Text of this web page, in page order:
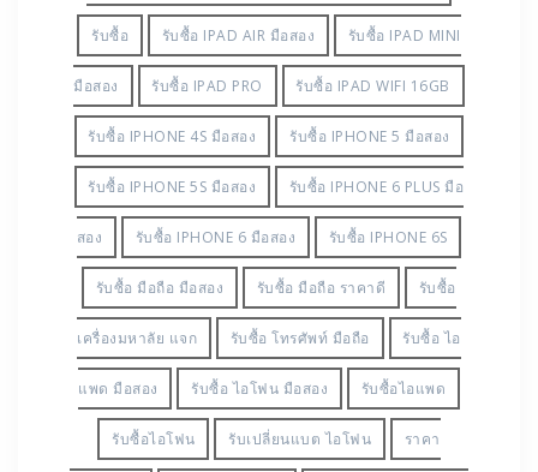
จับฉลาก ขาย IPHONE ที่ไหน ขาย IPHONE ที่ไหน
ดี ขาย IPHONE ร้านไหน ให้ราคาสูง ขาย IPHONE
ร้านไหนดี ขาย S VIEW COVER ขาย มือถือ ที่ไหนดี
ขาย มือถือ ร้านไหน ให้ราคาสูง ขาย มือถือ ร้านไหน
ดี ขาย มือถือจับสลาก ได้ ขายของจับฉลาก ได้
ราคา ขายมือถือ ของแจก ขายมือถือ ได้มาฟรี
ขายไอโฟน ที่ไหนดี ขายไอโฟนที่ไหน ขายไอโฟน
ร้านไหนดี ขายไอโฟนร้านไหนให้ราคาสูง จะขาย
โทร 0876665432 จับฉลากได้ IPAD จับฉลากได้
IPAD AIR ได้แถมมา จะขาย โทร 0876665432 จับฉลาก